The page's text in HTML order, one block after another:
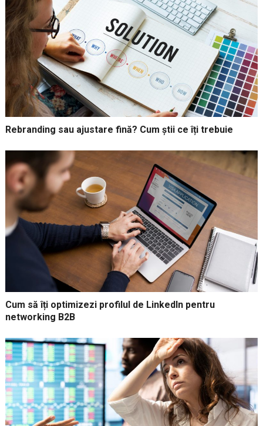
Rebranding sau ajustare fină? Cum știi ce îți trebuie
Cum să îți optimizezi profilul de LinkedIn pentru
networking B2B